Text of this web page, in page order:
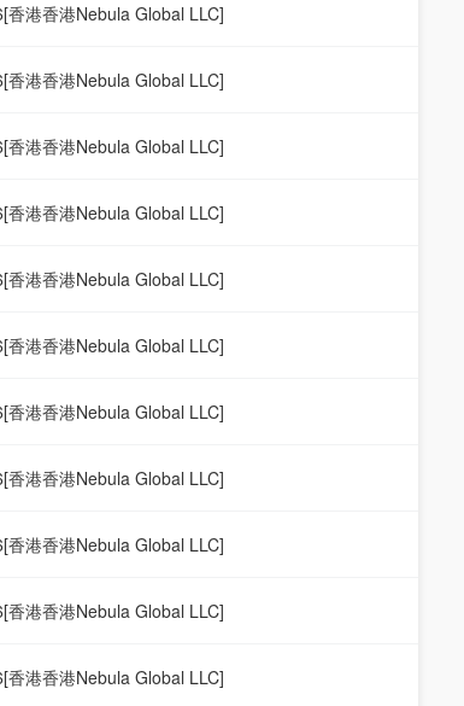
港香港Nebula Global LLC]
港香港Nebula Global LLC]
港香港Nebula Global LLC]
港香港Nebula Global LLC]
港香港Nebula Global LLC]
港香港Nebula Global LLC]
港香港Nebula Global LLC]
港香港Nebula Global LLC]
港香港Nebula Global LLC]
港香港Nebula Global LLC]
港香港Nebula Global LLC]